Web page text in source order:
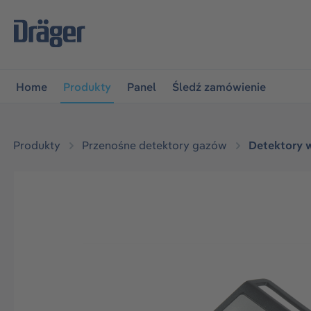
do głównej nawigacji
Home Produkty Panel Śledź zamówienie
Produkty Przenośne detektory gazów Detektory